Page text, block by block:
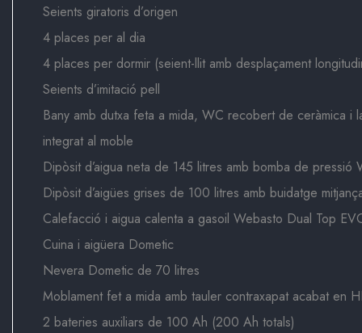
Seients giratoris d’origen
4 places per al dia
4 places per dormir (seient-llit amb desplaçament
Seients d’imitació pell
Bany amb dutxa feta a mida, WC recobert de ceràmica i
integrat al moble
Dipòsit d’aigua neta de 145 litres amb bomba de pressió
Dipòsit d’aigües grises de 100 litres amb buidatge
Calefacció i aigua calenta a gasoil Webasto Dual Top
Cuina i aigüera Dometic
Nevera Dometic de 70 litres
Moblament fet a mida amb tauler contraxapat acabat en
2 bateries auxiliars de 100 Ah (200 Ah totals)